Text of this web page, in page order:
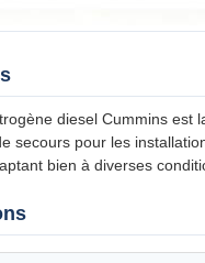
diesel Cummins est
secours pour les
bien à diverses